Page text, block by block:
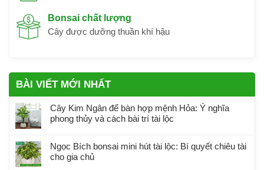
Bonsai chất lượng
Cây được dưỡng thuần khí hậu
BÀI VIẾT MỚI NHẤT
Cây Kim Ngân để bàn hợp mệnh Hỏa: Ý nghĩa
phong thủy và cách bài trí tài lộc
Ngọc Bích bonsai mini hút tài lộc: Bí quyết chiêu tài
cho gia chủ